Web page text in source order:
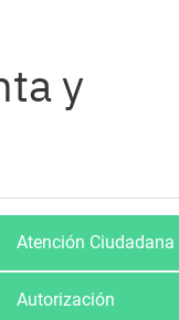
y
Atención Ciudadana
Autorización